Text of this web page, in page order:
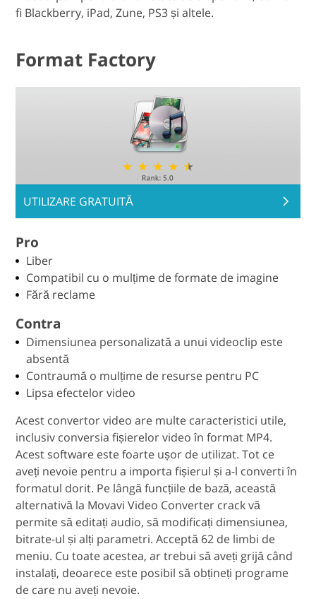
fi Blackberry, iPad, Zune, PS3 și altele.
Format Factory
UTILIZARE GRATUITĂ
Pro
Liber
Compatibil cu o mulțime de formate de imagine
Fără reclame
Contra
Dimensiunea personalizată a unui videoclip este
absentă
Contraumă o mulțime de resurse pentru PC
Lipsa efectelor video
Acest convertor video are multe caracteristici utile,
inclusiv conversia fișierelor video în format MP4.
Acest software este foarte ușor de utilizat. Tot ce
aveți nevoie pentru a importa fișierul și a-l converti în
formatul dorit. Pe lângă funcțiile de bază, această
alternativă la Movavi Video Converter crack vă
permite să editați audio, să modificați dimensiunea,
bitrate-ul și alți parametri. Acceptă 62 de limbi de
meniu. Cu toate acestea, ar trebui să aveți grijă când
instalați, deoarece este posibil să obțineți programe
de care nu aveți nevoie.